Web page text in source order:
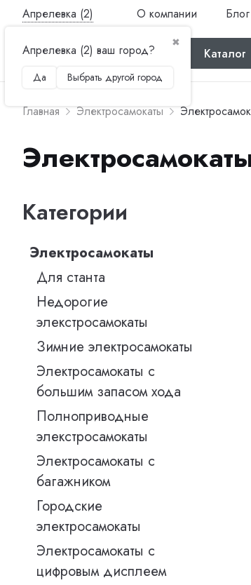
Апрелевка (2)
✖
Апрелевка (2) ваш город?
Да Выбрать другой город
О компании Блог
Каталог
Главная Электросамокаты
Категории
Электросамокаты
Для станта
Недорогие
элекстросамокаты
Зимние электросамокаты
Электросамокаты с
большим запасом хода
Полноприводные
элекстросамокаты
Электросамокаты с
багажником
Городские
электросамокаты
Электросамокаты с
цифровым дисплеем